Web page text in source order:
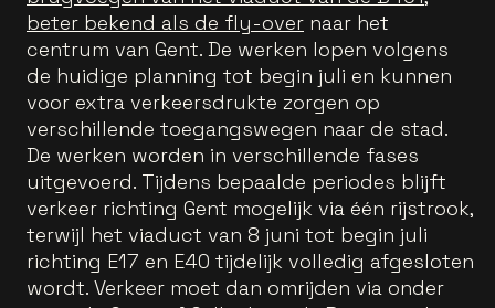
beter bekend als de fly-over naar het
centrum van Gent. De werken lopen volgens
de huidige planning tot begin juli en kunnen
voor extra verkeersdrukte zorgen op
verschillende toegangswegen naar de stad.
De werken worden in verschillende fases
uitgevoerd. Tijdens bepaalde periodes blijft
verkeer richting Gent mogelijk via één rijstrook,
terwijl het viaduct van 8 juni tot begin juli
richting E17 en E40 tijdelijk volledig afgesloten
wordt. Verkeer moet dan omrijden via onder